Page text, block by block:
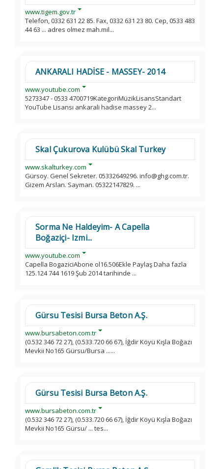
www.tigem.gov.tr
Telefon, 0332 631 22 85. Fax, 0332 631 23 80. Cep, 0533 483
44 63 ... adres olmez mah.mil...
ANKARALI HADİSE - MASSEY- 2014
www.youtube.com
5273347 - 0533 4700719KategoriMüzikLisansStandart
YouTube Lisansı ankarali hadise massey 2...
Skal Çukurova Kulübü Skal Turkey
www.skalturkey.com
Gürsoy. Genel Sekreter. 05332649296. info@ghg.com.tr.
Gizem Arslan. Sayman. 05322147829. ...
Sorma Ne Haldeyim- A Capella
Boğaziçi- Izmi...
www.youtube.com
Capella BogaziciAbone ol16.506Ekle Paylaş Daha fazla
125.124 744 1619 Şub 2014 tarihinde ...
Gürsu Tesisi Bursa Beton A.Ş.
www.bursabeton.com.tr
(0.532 346 72 27), (0.533.720 66 67), İğdir Köyü Kışla Boğazı
Mevkii No165 Gürsu/Bursa ......
Gürsu Tesisi Bursa Beton A.Ş.
www.bursabeton.com.tr
(0.532 346 72 27), (0.533.720 66 67), İğdir Köyü Kışla Boğazı
Mevkii No165 Gürsu/ ... tes...